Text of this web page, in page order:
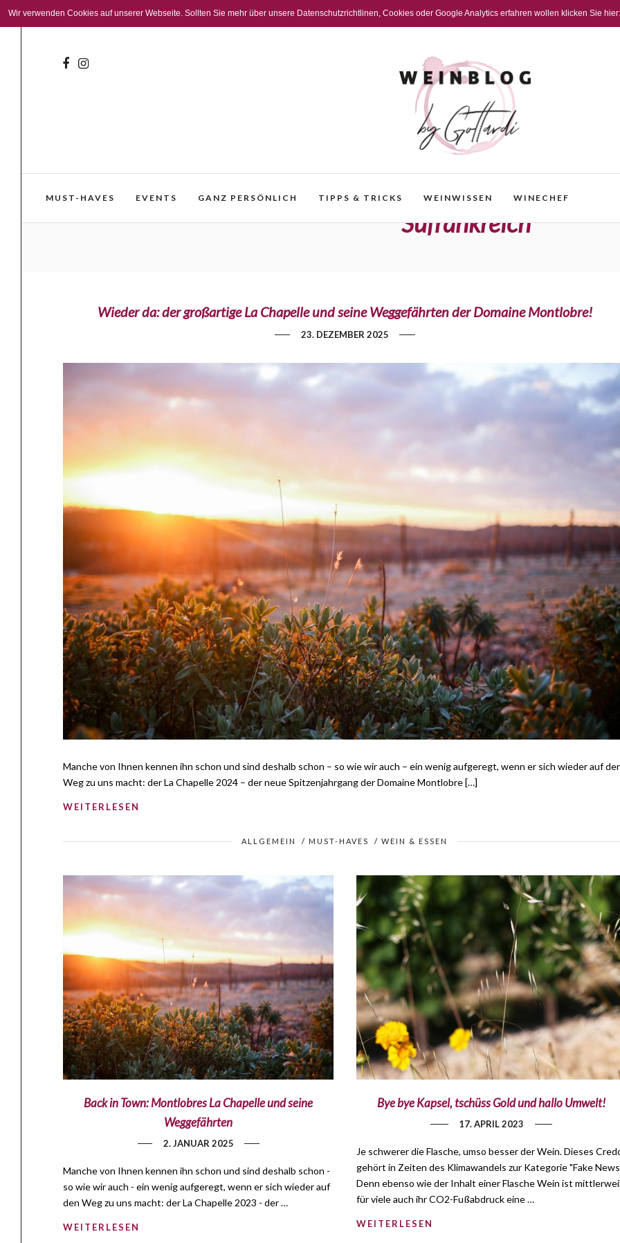
Wir verwenden Cookies auf unserer Webseite. Sollten Sie mehr über unsere Datenschutzrichtlinen, Cookies oder Google Analytics erfahren wollen klicken Sie
MUST-HAVES EVENTS GANZ PERSÖNLICH TIPPS & TRICKS WEINWISSEN WINECHEF
Süfrankreich
Wieder da: der großartige La Chapelle und seine Weggefährten der Domaine Montlobre!
23. DEZEMBER 2025
Manche von Ihnen kennen ihn schon und sind deshalb schon – so wie wir auch – ein wenig aufgeregt, wenn er sich wieder auf
Weg zu uns macht: der La Chapelle 2024 – der neue Spitzenjahrgang der Domaine Montlobre […]
WEITERLESEN
ALLGEMEIN / MUST-HAVES /WEIN & ESSEN
Back in Town: Montlobres La Chapelle und seine
Weggefährten
2. JANUAR 2025
Manche von Ihnen kennen ihn schon und sind deshalb schon -
so wie wir auch - ein wenig aufgeregt, wenn er sich wieder auf
den Weg zu uns macht: der La Chapelle 2023 - der …
WEITERLESEN
Bye bye Kapsel, tschüss Gold und hallo Umwelt!
17. APRIL 2023
Je schwerer die Flasche, umso besser der Wein. Dieses
gehört in Zeiten des Klimawandels zur Kategorie "Fake
Denn ebenso wie der Inhalt einer Flasche Wein ist
für viele auch ihr CO2-Fußabdruck eine …
WEITERLESEN